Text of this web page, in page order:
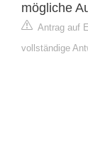
mögliche
Antrag auf
vollständige